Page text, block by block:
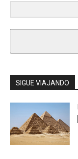
SIGUE VIAJANDO